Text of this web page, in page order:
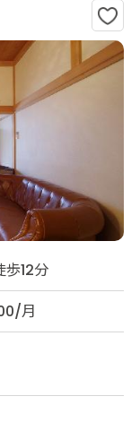
12分
月